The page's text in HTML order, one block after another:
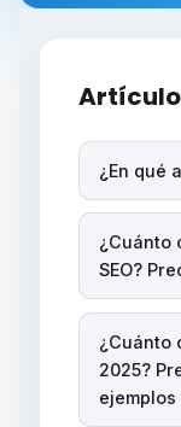
¿En qué
¿Cuánto
SEO?
¿Cuánto
2025?